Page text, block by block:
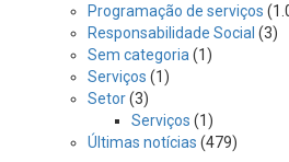
Programação de serviços
Responsabilidade Social (3)
Sem categoria (1)
Serviços (1)
Setor(3)
Serviços (1)
Últimas notícias (479)